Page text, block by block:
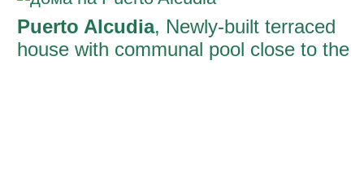
Puerto Alcudia, Newly-built terraced
house with communal pool close to the